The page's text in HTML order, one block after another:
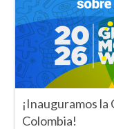
¡Inauguramos
Colombia!